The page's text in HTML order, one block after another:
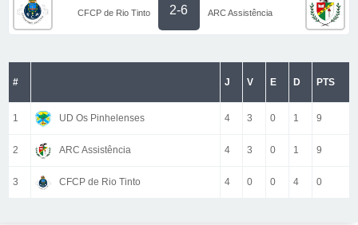
CFCP de Rio Tinto 2-6 ARC Assistência
# J V E D PTS
1 UD Os Pinhelenses 4 3 0 1 9
2 ARC Assistência 4 3 0 1 9
3 CFCP de Rio Tinto 4 0 0 4 0